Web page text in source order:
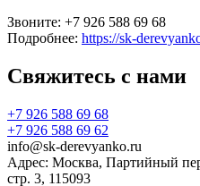
Звоните: +7 926 588 69 68
Подробнее: https://sk-
Свяжитесь с нами
+7 926 588 69 68
+7 926 588 69 62
info@sk-derevyanko.ru
Адрес: Москва, Партийный
стр. 3, 115093